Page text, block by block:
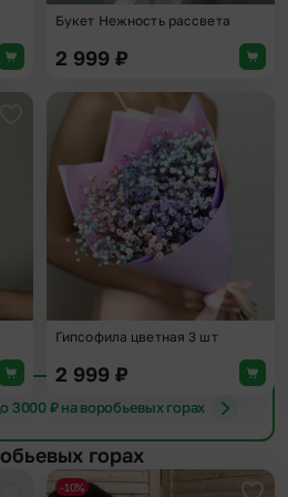
Букет Нежность рассвета
2 999 ₽
Добавить в избранное
Гипсофила цветная 3 шт
2 999 ₽
3000 ₽ на воробьевых горах
горах
-10%